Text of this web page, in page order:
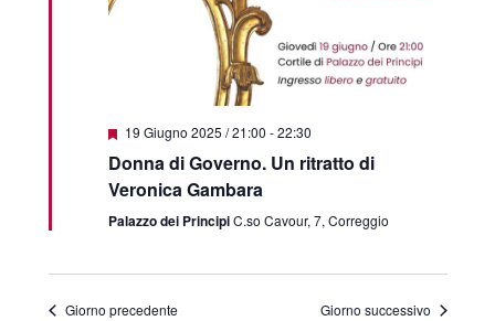
Segnalati
19 Giugno 2025 / 21:00 -22:30
Donna di Governo. Un ritratto di
Veronica Gambara
Palazzo dei PrincipiC.so Cavour, 7, Correggio
Giorno precedente Giorno successivo